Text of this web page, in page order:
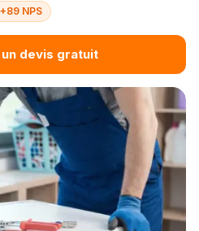
+89 NPS
devis gratuit